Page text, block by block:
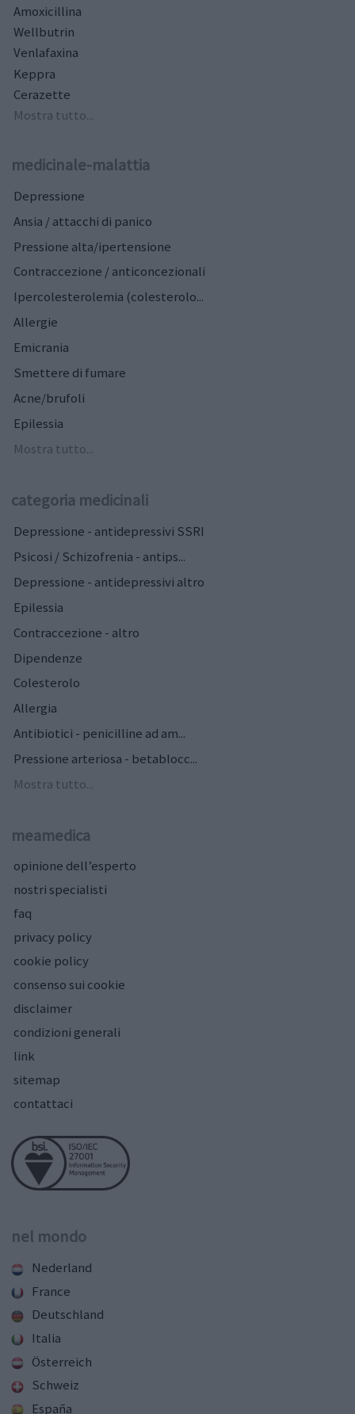
Amoxicillina
Wellbutrin
Venlafaxina
Keppra
Cerazette
Mostra tutto...
medicinale-malattia
Depressione
Ansia / attacchi di panico
Pressione alta/ipertensione
Contraccezione / anticoncezionali
Ipercolesterolemia (colesterolo...
Allergie
Emicrania
Smettere di fumare
Acne/brufoli
Epilessia
Mostra tutto...
categoria medicinali
Depressione - antidepressivi SSRI
Psicosi / Schizofrenia - antips...
Depressione - antidepressivi altro
Epilessia
Contraccezione - altro
Dipendenze
Colesterolo
Allergia
Antibiotici - penicilline ad am...
Pressione arteriosa - betablocc...
Mostra tutto...
meamedica
opinione dell’esperto
nostri specialisti
faq
privacy policy
cookie policy
consenso sui cookie
disclaimer
condizioni generali
link
sitemap
contattaci
nel mondo
Nederland
France
Deutschland
Italia
Österreich
Schweiz
España